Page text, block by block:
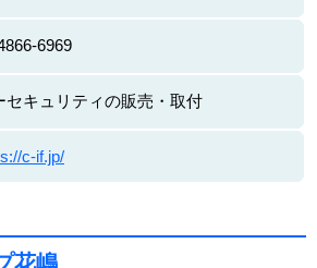
6969
セキュリティの販売・取付
c-if.jp/
花嶋